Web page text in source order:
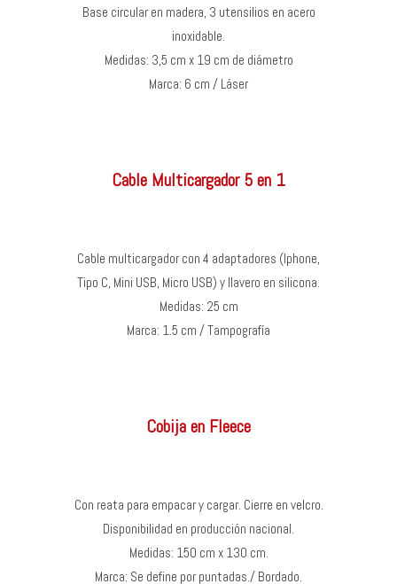
Base circular en madera, 3 utensilios en acero
inoxidable.
Medidas: 3,5 cm x 19 cm de diámetro
Marca: 6 cm / Láser
Cable Multicargador 5 en 1
Cable multicargador con 4 adaptadores (Iphone,
Tipo C, Mini USB, Micro USB) y llavero en silicona.
Medidas: 25 cm
Marca: 1.5 cm / Tampografía
Cobija en Fleece
Con reata para empacar y cargar. Cierre en velcro.
Disponibilidad en producción nacional.
Medidas: 150 cm x 130 cm.
Marca: Se define por puntadas./ Bordado.